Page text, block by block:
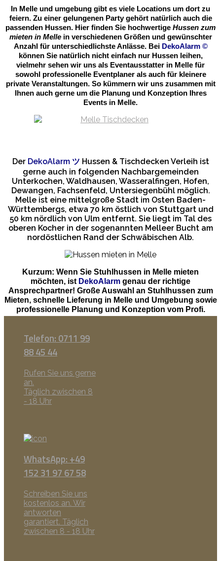
In Melle und umgebung gibt es viele Locations um dort zu
feiern. Zu einer gelungenen Party gehört natürlich auch die
passenden Hussen. Hier finden Sie hochwertige Hussen zum
mieten in Mellein verschiedenen Größen und gewünschter
Anzahl für unterschiedlichste Anlässe. Bei DekoAlarm ©
können Sie natürlich nicht einfach nur Hussen leihen,
vielmehr sehen wir uns als Eventausstatter in Melle für
sowohl professionelle Eventplaner als auch für kleinere
private Veranstaltungen. So kümmern wir uns zusammen mit
Ihnen auch gerne um die Planung und Konzeption Ihres
Events in Melle.
Der DekoAlarm ツ Hussen & Tischdecken Verleih ist
gerne auch in folgenden Nachbargemeinden
Unterkochen, Waldhausen, Wasseralfingen, Hofen,
Dewangen, Fachsenfeld, Untersiegenbühl möglich.
Melle ist eine mittelgroße Stadt im Osten Baden-
Württembergs, etwa 70 km östlich von Stuttgart und
50 km nördlich von Ulm entfernt. Sie liegt im Tal des
oberen Kocher in der sogenannten Melleer Bucht am
nordöstlichen Rand der Schwäbischen Alb.
Kurzum: Wenn Sie Stuhlhussen in Melle mieten
möchten, ist DekoAlarm genau der richtige
Ansprechpartner! Große Auswahl an Stuhlhussen zum
Mieten, schnelle Lieferung in Melle und Umgebung sowie
professionelle Planung und Konzeption vom Profi.
Telefon: 0711 99
88 45 44
Rufen Sie uns gerne
an.
Täglich zwischen 8
- 18 Uhr
WhatsApp: +49
152 31 97 67 58
Schreiben Sie uns
kostenlos an. Wir
antworten
garantiert. Täglich
zwischen 8 - 18 Uhr